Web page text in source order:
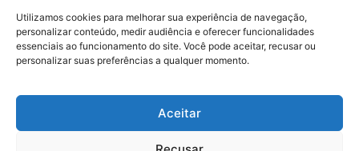
Utilizamos cookies para melhorar sua experiência de navegação,
personalizar conteúdo, medir audiência e oferecer funcionalidades
essenciais ao funcionamento do site. Você pode aceitar, recusar ou
personalizar suas preferências a qualquer momento.
Aceitar
contato
E-mail:
contato@newsespiritosanto.com.br
WhatsApp:
Participe do conteúdo do News ES